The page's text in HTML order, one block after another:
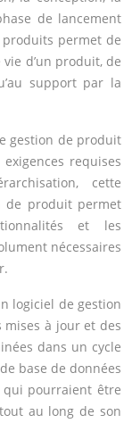
de lancement
permet de
d’un produit, de
support par la
gestion de produit
requises
cette
de produit permet
et les
nécessaires
logiciel de gestion
à jour et des
dans un cycle
base de données
qui pourraient être
au long de son